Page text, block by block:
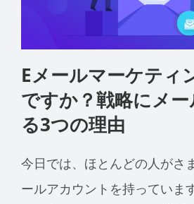
Eメールマーケティ
ですか？戦略にメ
る3つの理由
今日では、ほとんどの人がさ
ールアカウントを持っていま